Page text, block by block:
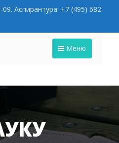
Аспирантура: +7 (495) 682-
Меню